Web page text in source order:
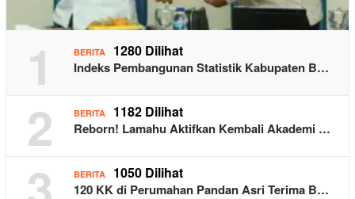
1 BERITA 1280 Dilihat
Indeks Pembangunan Statistik Kabupaten B…
2 BERITA 1182 Dilihat
Reborn! Lamahu Aktifkan Kembali Akademi …
BERITA 1050 Dilihat
120 KK di Perumahan Pandan Asri Terima B…